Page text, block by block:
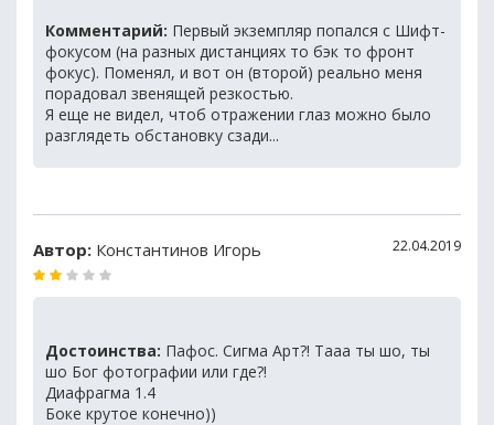
Комментарий: Первый экземпляр попался с Шифт-
фокусом (на разных дистанциях то бэк то фронт
фокус). Поменял, и вот он (второй) реально меня
порадовал звенящей резкостью.
Я еще не видел, чтоб отражении глаз можно было
разглядеть обстановку сзади...
Автор: Константинов Игорь 22.04.2019
Достоинства: Пафос. Сигма Арт?! Тааа ты шо, ты
шо Бог фотографии или где?!
Диафрагма 1.4
Боке крутое конечно))